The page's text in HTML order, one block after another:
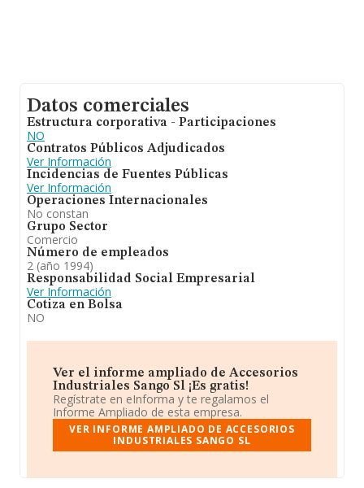
Datos comerciales
Estructura corporativa - Participaciones
NO
Contratos Públicos Adjudicados
Ver Información
Incidencias de Fuentes Públicas
Ver Información
Operaciones Internacionales
No constan
Grupo Sector
Comercio
Número de empleados
2 (año 1994)
Responsabilidad Social Empresarial
Ver Información
Cotiza en Bolsa
NO
Ver el informe ampliado de Accesorios
Industriales Sango Sl ¡Es gratis!
Regístrate en eInforma y te regalamos el
Informe Ampliado de esta empresa.
VER INFORME AMPLIADO DE ACCESORIOS
INDUSTRIALES SANGO SL